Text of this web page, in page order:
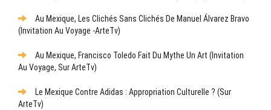
Au Mexique, Les Clichés Sans Clichés De Manuel Álvarez Bravo
(Invitation Au Voyage -ArteTv)
Au Mexique, Francisco Toledo Fait Du Mythe Un Art (Invitation
Au Voyage, Sur ArteTv)
Le Mexique Contre Adidas : Appropriation Culturelle ? (sur
ArteTv)